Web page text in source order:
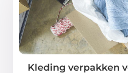
Kleding verpakken